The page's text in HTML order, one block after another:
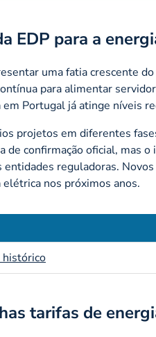
EDP para a
uma fatia crescente
para alimentar
Portugal já atinge níveis
projetos em diferentes
de confirmação oficial, mas
entidades reguladoras.
nos próximos anos.
histórico
tarifas de